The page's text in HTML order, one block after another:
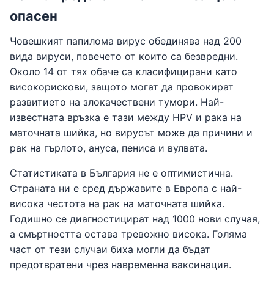
опасен
Човешкият папилома вирус обединява над 200
вида вируси, повечето от които са безвредни.
Около 14 от тях обаче са класифицирани като
високорискови, защото могат да провокират
развитието на злокачествени тумори. Най-
известната връзка е тази между HPV и рака на
маточната шийка, но вирусът може да причини и
рак на гърлото, ануса, пениса и вулвата.
Статистиката в България не е оптимистична.
Страната ни е сред държавите в Европа с най-
висока честота на рак на маточната шийка.
Годишно се диагностицират над 1000 нови случая,
а смъртността остава тревожно висока. Голяма
част от тези случаи биха могли да бъдат
предотвратени чрез навременна ваксинация.